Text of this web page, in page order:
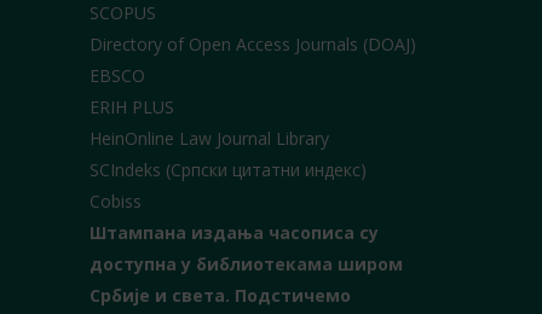
SCOPUS
Directory of Open Access Journals (DOAJ)
EBSCO
ERIH PLUS
HeinOnline Law Journal Library
SCIndeks (Српски цитатни индекс)
Cobiss
Штампана издања часописа су
доступна у библиотекама широм
Србије и света. Подстичемо